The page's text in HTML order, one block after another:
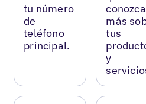
tu número
de
teléfono
principal.
más
tus
y